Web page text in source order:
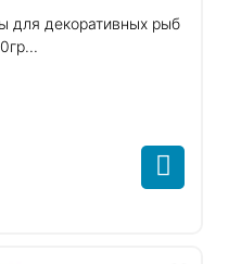
для декоративных рыб